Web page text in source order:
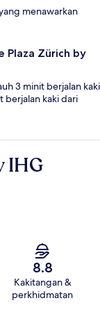
menawarkan
Plaza Zürich by
3 minit berjalan kaki
berjalan kaki dari
IHG
8.8
Kakitangan &
perkhidmatan